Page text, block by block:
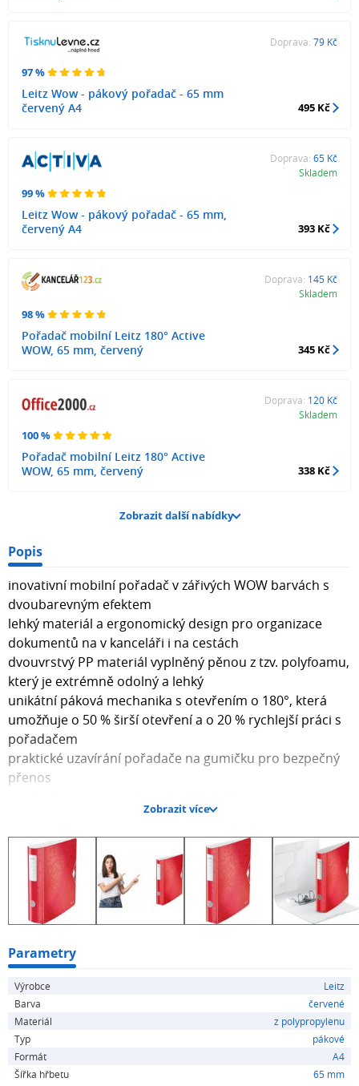
97 %
Leitz Wow - pákový pořadač - 65 mm
červený A4
Doprava: 79 Kč
495 Kč
99 %
Leitz Wow - pákový pořadač - 65 mm,
červený A4
Doprava: 65 Kč
Skladem
393 Kč
98 %
Pořadač mobilní Leitz 180° Active
WOW, 65 mm, červený
Doprava: 145 Kč
Skladem
345 Kč
100 %
Pořadač mobilní Leitz 180° Active
WOW, 65 mm, červený
Doprava: 120 Kč
Skladem
338 Kč
Zobrazit další nabídky
Popis
inovativní mobilní pořadač v zářivých WOW barvách s
dvoubarevným efektem
lehký materiál a ergonomický design pro organizace
dokumentů na v kanceláři i na cestách
dvouvrstvý PP materiál vyplněný pěnou z tzv. polyfoamu,
který je extrémně odolný a lehký
unikátní páková mechanika s otevřením o 180°, která
umožňuje o 50 % širší otevření a o 20 % rychlejší práci s
pořadačem
praktické uzavírání pořadače na gumičku pro bezpečný
přenos
zaoblený hřbet a praktický úchyt na propisku pro
pohodlné mobilní použití
šíře hřbetu 65 mm
kapacita 350 listů A4 (80 g/m2)
záruka na mechaniku 5 let
Zobrazit více
Parametry
Výrobce
Leitz
Barva
červené
Materiál
z polypropylenu
Typ
pákové
Formát
A4
Šířka hřbetu
65 mm